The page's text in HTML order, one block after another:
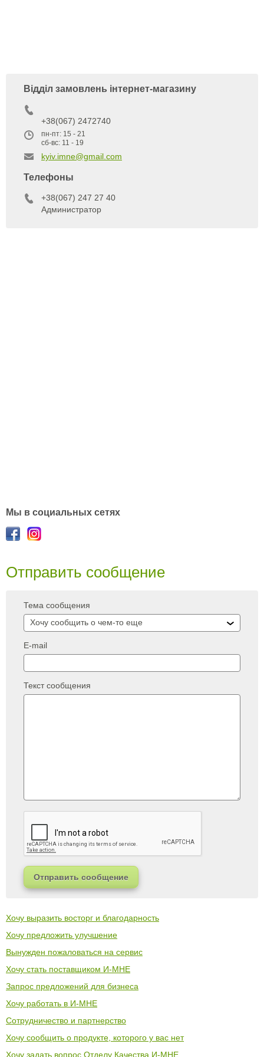
Відділ замовлень інтернет‑магазину
+38(067) 2472740
пн-пт: 15 - 21
сб-вс: 11 - 19
kyiv.imne@gmail.com
Телефоны
+38(067) 247 27 40
Администратор
Мы в социальных сетях
Отправить сообщение
Тема сообщения
Хочу сообщить о чем-то еще
E-mail
Текст сообщения
Отправить сообщение
Хочу выразить восторг и благодарность
Хочу предложить улучшение
Вынужден пожаловаться на сервис
Хочу стать поставщиком И-МНЕ
Запрос предложений для бизнеса
Хочу работать в И-МНЕ
Сотрудничество и партнерство
Хочу сообщить о продукте, которого у вас нет
Хочу задать вопрос Отделу Качества И-МНЕ